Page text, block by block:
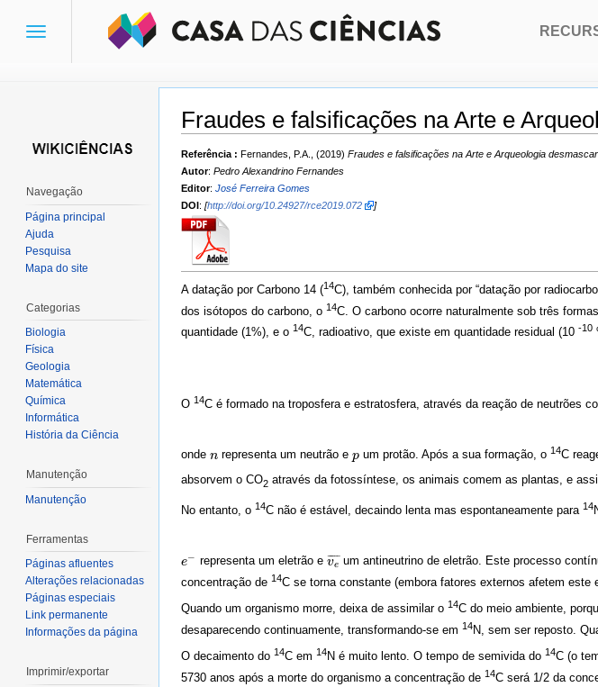
Fraudes e falsificações na Arte e
Ir para:navegação,pesquisa
Referência : Fernandes, P.A., (2019) Fraudes e falsificações na Arte e Arqueologia
Autor: Pedro Alexandrino Fernandes
Editor: José Ferreira Gomes
DOI: [http://doi.org/10.24927/rce2019.072 ]
A datação por Carbono 14 (14C), também conhecida por “datação por
dos isótopos do carbono, o 14C. O carbono ocorre naturalmente sob três
quantidade (1%), e o 14C, radioativo, que existe em quantidade residual (10 -10
O 14C é formado na troposfera e estratosfera, através da reação de neutrões
onde n
n representa um neutrão ep
p um protão. Após a sua formação, o14C
absorvem o CO2 através da fotossíntese, os animais comem as plantas, e
No entanto, o 14C não é estável, decaindo lenta mas espontaneamente para 14
e−
e− representa um eletrão eve
¯ ¯
¯¯¯
ve ¯
um antineutrino de eletrão. Este processo
concentração de 14C se torna constante (embora fatores externos afetem este
Quando um organismo morre, deixa de assimilar o 14C do meio ambiente,
desaparecendo continuamente, transformando-se em 14N, sem ser reposto.
O decaimento do 14C em 14N é muito lento. O tempo de semivida do 14C (o
5730 anos após a morte do organismo a concentração de 14C será 1/2 da
Toggle
Navegação
Página principal
Ajuda
Pesquisa
Mapa do site
Categorias
Biologia
Física
Geologia
Matemática
Química
Informática
História da Ciência
Manutenção
Manutenção
Ferramentas
Páginas afluentes
Alterações relacionadas
Páginas especiais
Link permanente
Informações da página
Imprimir/exportar